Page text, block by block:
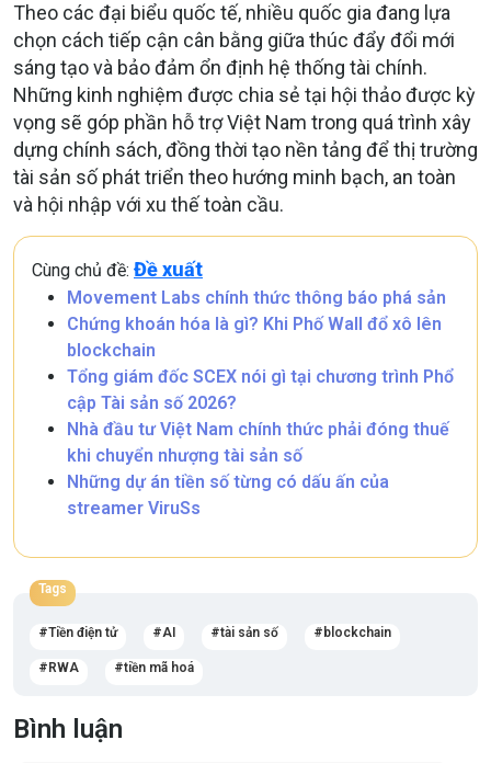
Theo các đại biểu quốc tế, nhiều quốc gia đang lựa
chọn cách tiếp cận cân bằng giữa thúc đẩy đổi mới
sáng tạo và bảo đảm ổn định hệ thống tài chính.
Những kinh nghiệm được chia sẻ tại hội thảo được kỳ
vọng sẽ góp phần hỗ trợ Việt Nam trong quá trình xây
dựng chính sách, đồng thời tạo nền tảng để thị trường
tài sản số phát triển theo hướng minh bạch, an toàn
và hội nhập với xu thế toàn cầu.
Cùng chủ đề: Đề xuất
Movement Labs chính thức thông báo phá sản
Chứng khoán hóa là gì? Khi Phố Wall đổ xô lên
blockchain
Tổng giám đốc SCEX nói gì tại chương trình Phổ
cập Tài sản số 2026?
Nhà đầu tư Việt Nam chính thức phải đóng thuế
khi chuyển nhượng tài sản số
Những dự án tiền số từng có dấu ấn của
streamer ViruSs
Tags
Tiền điện tử AI tài sản số blockchain
RWA tiền mã hoá
Bình luận